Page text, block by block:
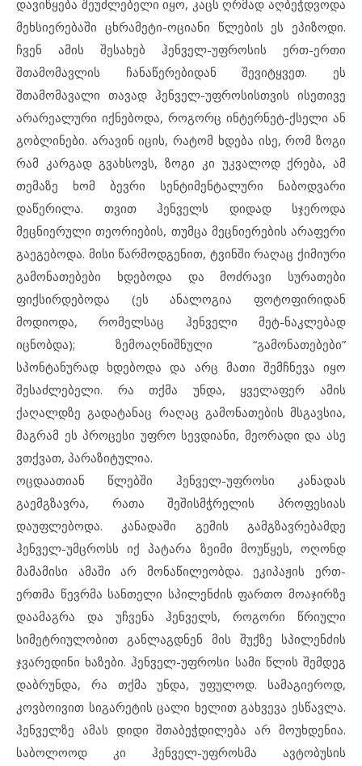
დავიწყება შეუძლებელი იყო, კაცს ღრმად აღბეჭდვოდა
მეხსიერებაში ცხრამეტი-ოციანი წლების ეს ეპიზოდი.
ჩვენ ამის შესახებ ჰენველ-უფროსის ერთ-ერთი
შთამომავლის ჩანაწერებიდან შევიტყვეთ. ეს
შთამომავალი თავად ჰენველ-უფროსისთვის ისეთივე
არარეალური იქნებოდა, როგორც ინტერნეტ-ქსელი ან
გობლინები. არავინ იცის, რატომ ხდება ისე, რომ ზოგი
რამ კარგად გვახსოვს, ზოგი კი უკვალოდ ქრება, ამ
თემაზე ხომ ბევრი სენტიმენტალური ნაბოდვარი
დაწერილა. თვით ჰენველს დიდად სჯეროდა
მეცნიერული თეორიების, თუმცა მეცნიერების არაფერი
გაეგებოდა. მისი წარმოდგენით, ტვინში რაღაც ქიმიური
გამონათებები ხდებოდა და მოძრავი სურათები
ფიქსირდებოდა (ეს ანალოგია ფოტოფირიდან
მოდიოდა, რომელსაც ჰენველი მეტ-ნაკლებად
იცნობდა); ზემოაღნიშნული “გამონათებები”
სპონტანურად ხდებოდა და არც მათი შემჩნევა იყო
შესაძლებელი. რა თქმა უნდა, ყველაფერ ამის
ქაღალდზე გადატანაც რაღაც გამონათების მსგავსია,
მაგრამ ეს პროცესი უფრო სევდიანი, მეორადი და ასე
ვთქვათ, პარაზიტულია.
ოცდაათიან წლებში ჰენველ-უფროსი კანადას
გაემგზავრა, რათა შეშისმჭრელის პროფესიას
დაუფლებოდა. კანადაში გემის გამგზავრებამდე
ჰენველ-უმცროსს იქ პატარა ზეიმი მოუწყეს, ოღონდ
მამამისი ამაში არ მონაწილეობდა. ეკიპაჟის ერთ-
ერთმა წევრმა სანთელი სპილენძის ფართო მოაჯირზე
დაამაგრა და უჩვენა ჰენველს, როგორი წრიული
სიმეტრიულობით განლაგდნენ მის შუქზე სპილენძის
ჯვარედინი ხაზები. ჰენველ-უფროსი სამი წლის შემდეგ
დაბრუნდა, რა თქმა უნდა, უფულოდ. სამაგიეროდ,
კოვბოივით სიგარეტის ცალი ხელით გახვევა ესწავლა.
ჰენველზე ამას დიდი შთაბეჭდილება არ მოუხდენია.
საბოლოოდ კი ჰენველ-უფროსმა ავტობუსის